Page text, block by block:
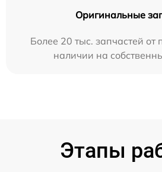
Оригинальные
Более 20 тыс. запчастей от
наличии на
Этапы